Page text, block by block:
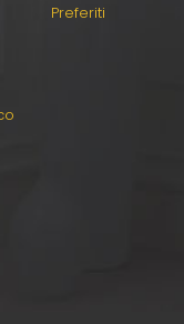
Preferiti